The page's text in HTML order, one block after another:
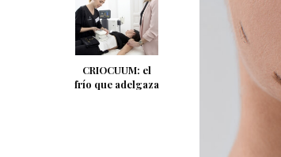
CRIOCUUM: el
frío que adelgaza